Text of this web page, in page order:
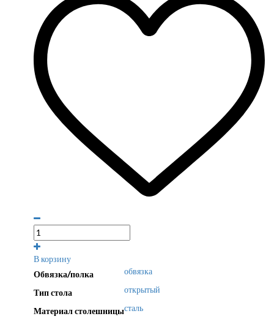
В корзину
Обвязка/полка
обвязка
Тип стола открытый
Материал столешницысталь